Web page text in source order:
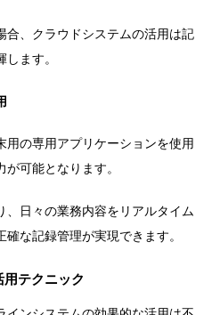
合、クラウドシステムの活用は記
ます。
用の専用アプリケーションを使用
可能となります。
、日々の業務内容をリアルタイム
な記録管理が実現できます。
テクニック